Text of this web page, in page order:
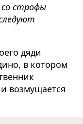
строфы
дяди
в котором
возмущается